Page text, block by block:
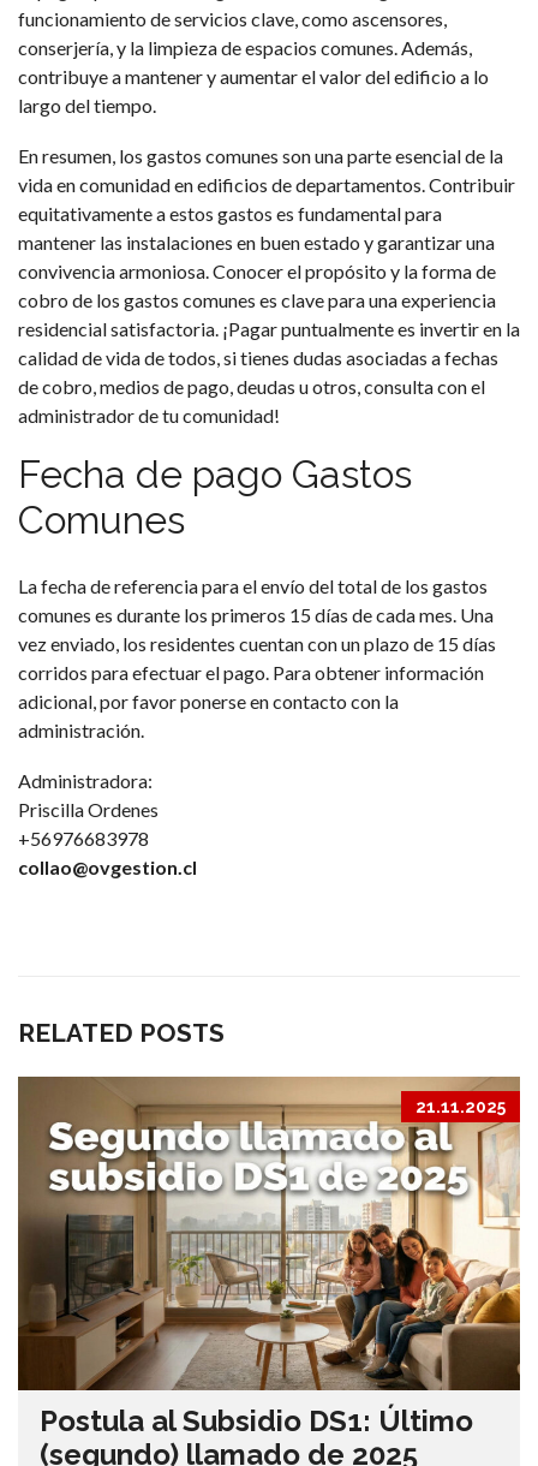
funcionamiento de servicios clave, como ascensores,
conserjería, y la limpieza de espacios comunes. Además,
contribuye a mantener y aumentar el valor del edificio a lo
largo del tiempo.
En resumen, los gastos comunes son una parte esencial de la
vida en comunidad en edificios de departamentos. Contribuir
equitativamente a estos gastos es fundamental para
mantener las instalaciones en buen estado y garantizar una
convivencia armoniosa. Conocer el propósito y la forma de
cobro de los gastos comunes es clave para una experiencia
residencial satisfactoria. ¡Pagar puntualmente es invertir en la
calidad de vida de todos, si tienes dudas asociadas a fechas
de cobro, medios de pago, deudas u otros, consulta con el
administrador de tu comunidad!
Fecha de pago Gastos
Comunes
La fecha de referencia para el envío del total de los gastos
comunes es durante los primeros 15 días de cada mes. Una
vez enviado, los residentes cuentan con un plazo de 15 días
corridos para efectuar el pago. Para obtener información
adicional, por favor ponerse en contacto con la
administración.
Administradora:
Priscilla Ordenes
+56976683978
collao@ovgestion.cl
RELATED POSTS
21.11.2025
Postula al Subsidio DS1: Último
(segundo) llamado de 2025